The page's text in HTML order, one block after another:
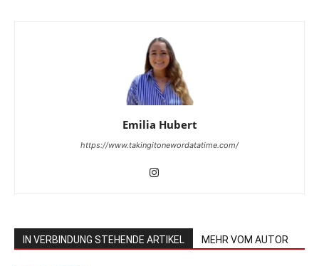
Emilia Hubert
https://www.takingitonewordatatime.com/
IN VERBINDUNG STEHENDE ARTIKEL MEHR VOM AUTOR